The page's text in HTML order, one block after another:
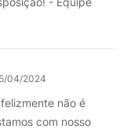
04/2024
não é
com nosso